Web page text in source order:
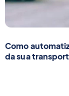
Como
da sua